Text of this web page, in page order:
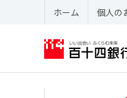
ホーム 個人の